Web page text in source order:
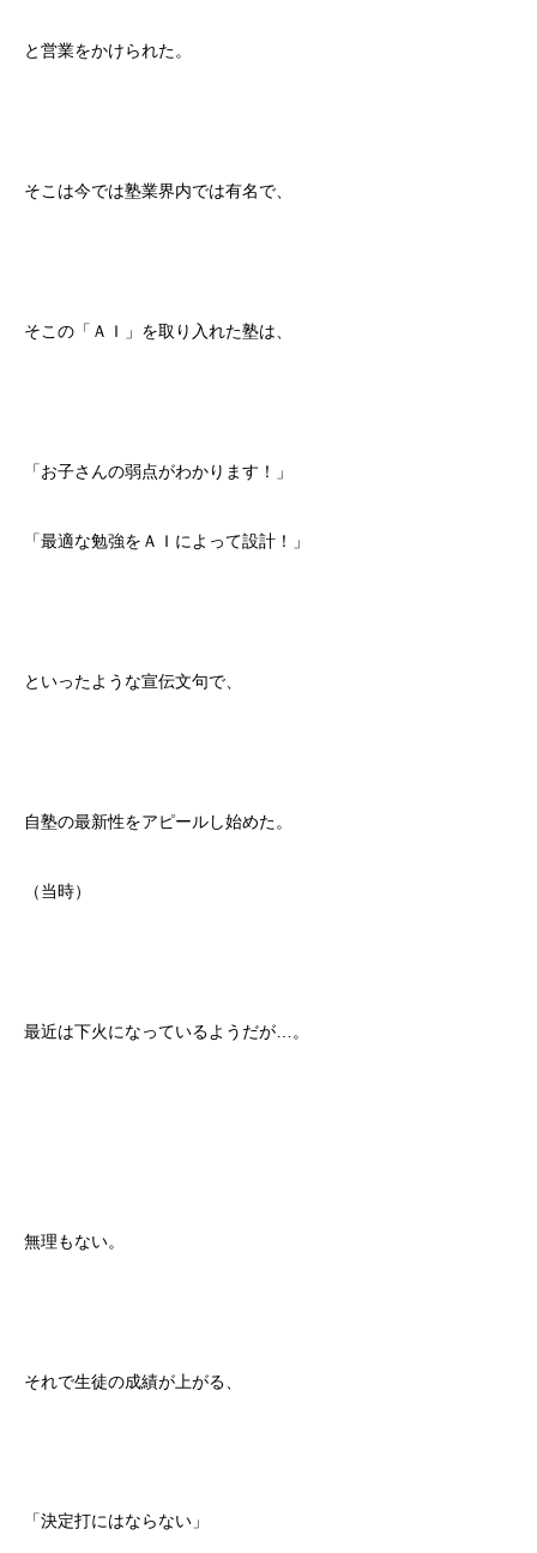
と営業をかけられた。
そこは今では塾業界内では有名で、
そこの「ＡＩ」を取り入れた塾は、
「お子さんの弱点がわかります！」
「最適な勉強をＡＩによって設計！」
といったような宣伝文句で、
自塾の最新性をアピールし始めた。
（当時）
最近は下火になっているようだが…。
無理もない。
それで生徒の成績が上がる、
「決定打にはならない」